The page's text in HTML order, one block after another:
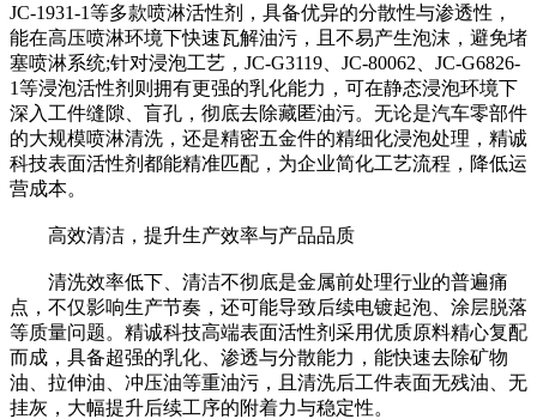
JC-1931-1等多款喷淋活性剂，具备优异的分散性与渗透性，
能在高压喷淋环境下快速瓦解油污，且不易产生泡沫，避免堵
塞喷淋系统;针对浸泡工艺，JC-G3119、JC-80062、JC-G6826-
1等浸泡活性剂则拥有更强的乳化能力，可在静态浸泡环境下
深入工件缝隙、盲孔，彻底去除藏匿油污。无论是汽车零部件
的大规模喷淋清洗，还是精密五金件的精细化浸泡处理，精诚
科技表面活性剂都能精准匹配，为企业简化工艺流程，降低运
营成本。
高效清洁，提升生产效率与产品品质
清洗效率低下、清洁不彻底是金属前处理行业的普遍痛
点，不仅影响生产节奏，还可能导致后续电镀起泡、涂层脱落
等质量问题。精诚科技高端表面活性剂采用优质原料精心复配
而成，具备超强的乳化、渗透与分散能力，能快速去除矿物
油、拉伸油、冲压油等重油污，且清洗后工件表面无残油、无
挂灰，大幅提升后续工序的附着力与稳定性。